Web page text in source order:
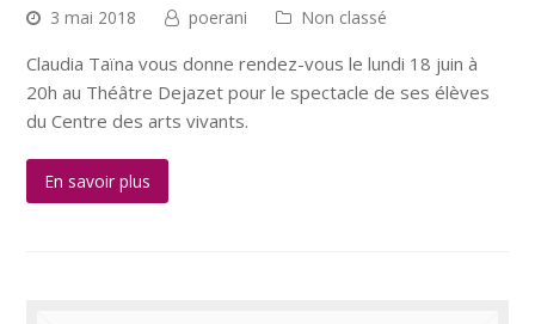
3 mai 2018 poerani Non classé
Claudia Taïna vous donne rendez-vous le lundi 18 juin à
20h au Théâtre Dejazet pour le spectacle de ses élèves
du Centre des arts vivants.
En savoir plus